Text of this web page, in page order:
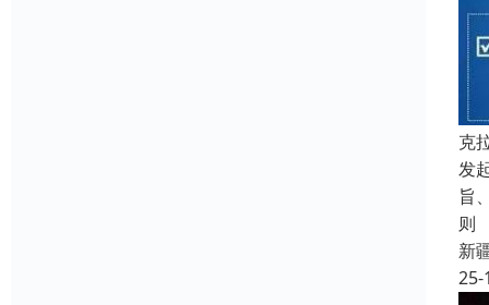
克
发
旨
则
新
25-